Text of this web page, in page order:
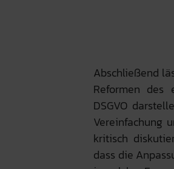
Abschließend
Reformen des
DSGVO
Vereinfachung
kritisch
dass die